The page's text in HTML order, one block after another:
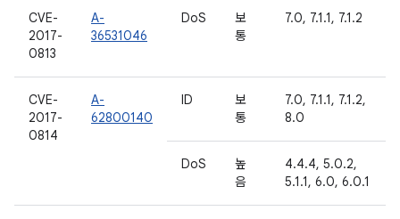
CVE-
2017-
0813
A-
36531046
DoS
보
통
7.0, 7.1.1, 7.1.2
CVE-
2017-
0814
A-
62800140
ID
보
통
7.0, 7.1.1, 7.1.2,
8.0
DoS
높
음
4.4.4, 5.0.2,
5.1.1, 6.0, 6.0.1